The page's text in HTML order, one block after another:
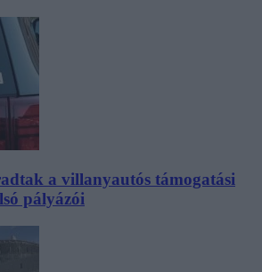
a villanyautós támogatási
pályázói